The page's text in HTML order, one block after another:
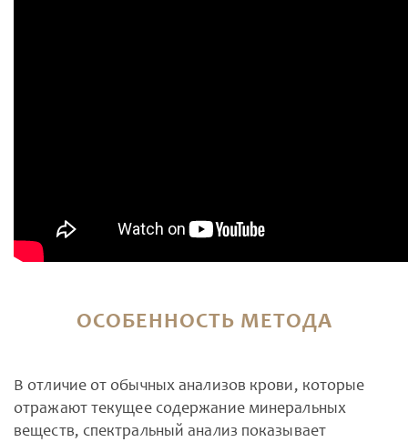
ОСОБЕННОСТЬ МЕТОДА
В отличие от обычных анализов крови, которые
отражают текущее содержание минеральных
веществ, спектральный анализ показывает